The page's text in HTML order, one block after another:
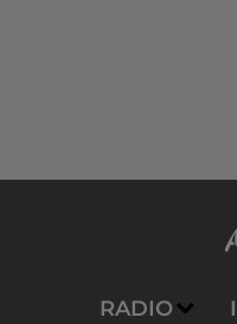
RADIO